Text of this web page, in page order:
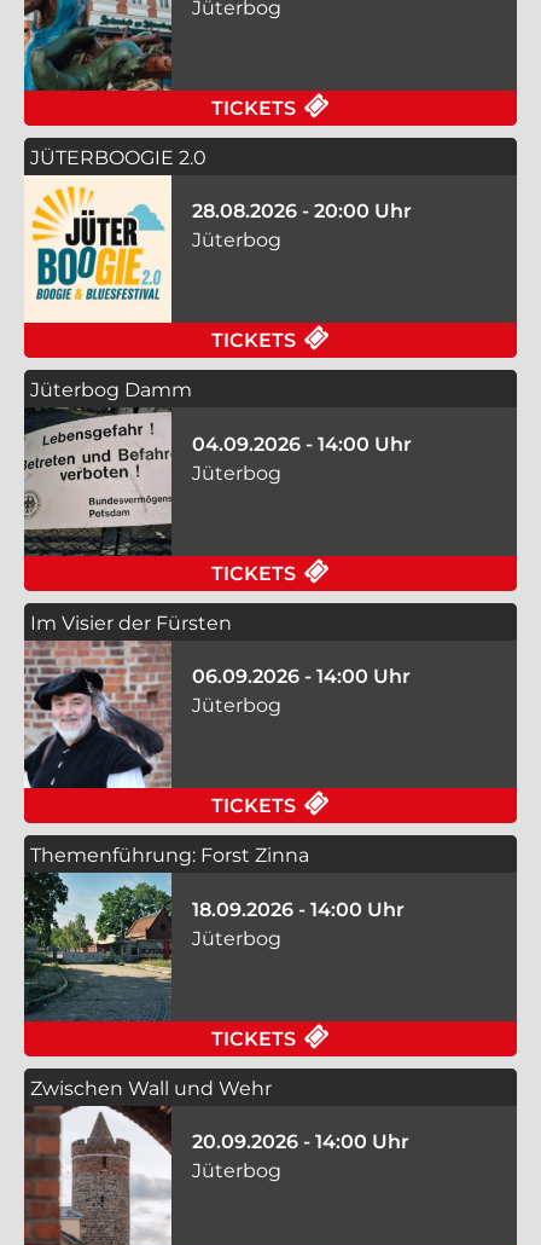
Jüterbog
TICKETS
JÜTERBOOGIE 2.0
28.08.2026 - 20:00 Uhr
Jüterbog
TICKETS
Jüterbog Damm
04.09.2026 - 14:00 Uhr
Jüterbog
TICKETS
Im Visier der Fürsten
06.09.2026 - 14:00 Uhr
Jüterbog
TICKETS
Themenführung: Forst Zinna
18.09.2026 - 14:00 Uhr
Jüterbog
TICKETS
Zwischen Wall und Wehr
20.09.2026 - 14:00 Uhr
Jüterbog